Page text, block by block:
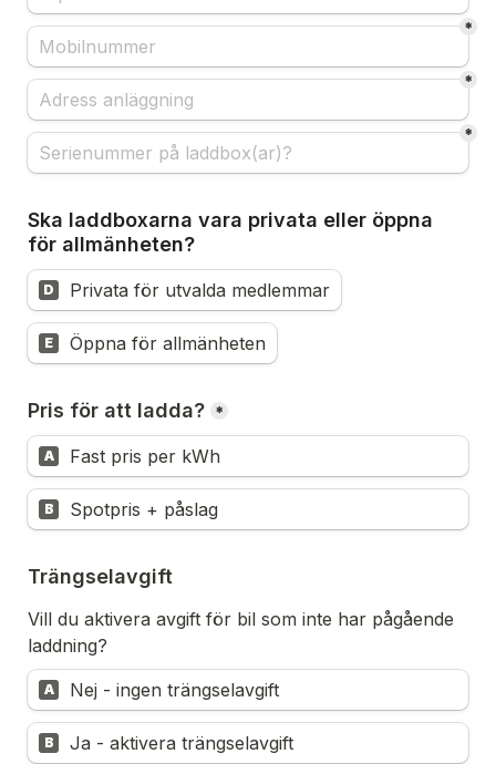
*
*
*
Ska laddboxarna vara privata eller öppna
för allmänheten?
D Privata för utvalda medlemmar
E Öppna för allmänheten
Pris för att ladda? *
A Fast pris per kWh
B Spotpris + påslag
Trängselavgift
Vill du aktivera avgift för bil som inte har pågående
laddning?
Untitled multiple choice field
A
Nej - ingen trängselavgift
Untitled multiple choice field
B Ja - aktivera trängselavgift